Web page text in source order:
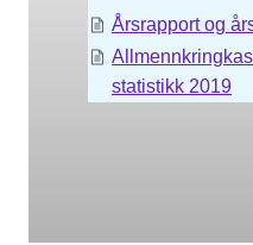
Årsrapport og
statistikk 2019